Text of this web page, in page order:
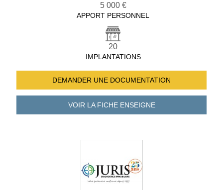
5 000 €
APPORT PERSONNEL
20
IMPLANTATIONS
DEMANDER UNE DOCUMENTATION
VOIR LA FICHEENSEIGNE